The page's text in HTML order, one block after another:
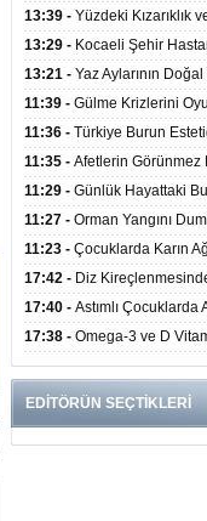
Dakikaya İniyor
Kapağı 30 Saniyede Ritim
Ediyor
13:39 - Yüzdeki Kızarıklık
(Rozasea) Belirtisi Olabilir
13:29 - Kocaeli Şehir
Görünümlü Ünitesi
13:21 - Yaz Aylarının Doğal
Meyveler Bağışıklığı ve
11:39 - Gülme Krizlerini
3,5 Yaşındaki Çocuk 8 Kez
11:36 - Türkiye Burun
Oldu
11:35 - Afetlerin Görünmez
Dev Kadrosuyla Görev
11:29 - Günlük Hayattaki
Oluşumunu Tetikliyor
11:27 - Orman Yangını
Riskini Artırıyor
11:23 - Çocuklarda Karın
Apandisit Habercisi Olabilir
17:42 - Diz
Ameliyatı İle Yaşam Kalitesi
17:40 - Astımlı Çocuklarda
Hacmi Arasında Bağlantı
17:38 - Omega-3 ve D
Yaşlanmayı Yavaşlatabilir
EDİTÖRÜN SEÇTİKLERİ